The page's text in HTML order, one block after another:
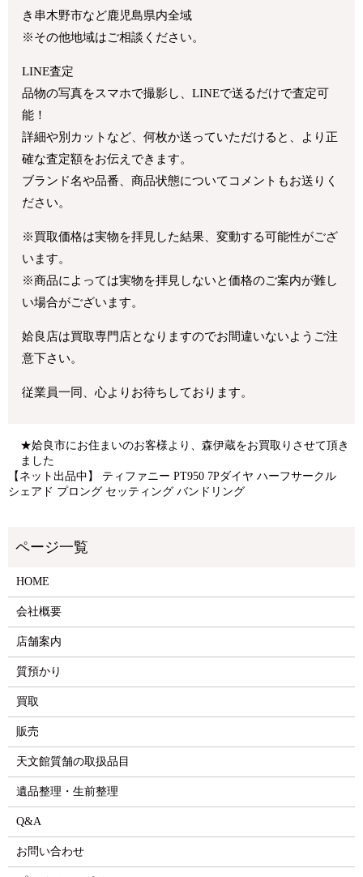
き串木野市など鹿児島県内全域
※その他地域はご相談ください。
LINE査定
品物の写真をスマホで撮影し、LINEで送るだけで査定可
能！
詳細や別カットなど、何枚か送っていただけると、より正
確な査定額をお伝えできます。
ブランド名や品番、商品状態についてコメントもお送りく
ださい。
※買取価格は実物を拝見した結果、変動する可能性がござ
います。
※商品によっては実物を拝見しないと価格のご案内が難し
い場合がございます。
姶良店は買取専門店となりますのでお間違いないようご注
意下さい。
従業員一同、心よりお待ちしております。
★姶良市にお住まいのお客様より、森伊蔵をお買取りさせて頂き
ました
【ネット出品中】 ティファニー PT950 7Pダイヤ ハーフサークル
シェアド プロング セッティング バンドリング
HOME
会社概要
店舗案内
質預かり
買取
販売
天文館質舗の取扱品目
遺品整理・生前整理
Q&A
お問い合わせ